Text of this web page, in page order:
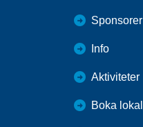
Sponsorer
Info
Aktiviteter
Boka lokal